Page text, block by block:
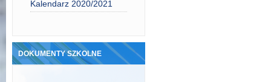
Kalendarz 2020/2021
DOKUMENTY SZKOLNE